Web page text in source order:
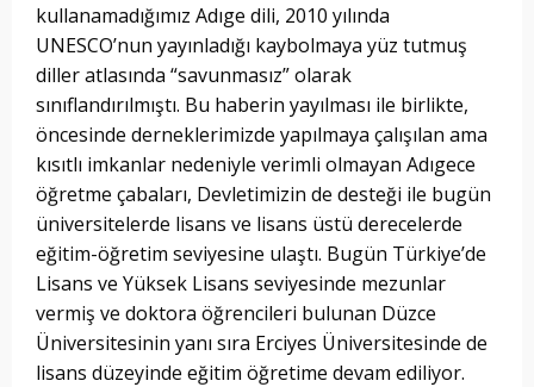
kullanamadığımız Adıge dili, 2010 yılında
UNESCO’nun yayınladığı kaybolmaya yüz tutmuş
diller atlasında “savunmasız” olarak
sınıflandırılmıştı. Bu haberin yayılması ile birlikte,
öncesinde derneklerimizde yapılmaya çalışılan ama
kısıtlı imkanlar nedeniyle verimli olmayan Adıgece
öğretme çabaları, Devletimizin de desteği ile bugün
üniversitelerde lisans ve lisans üstü derecelerde
eğitim-öğretim seviyesine ulaştı. Bugün Türkiye’de
Lisans ve Yüksek Lisans seviyesinde mezunlar
vermiş ve doktora öğrencileri bulunan Düzce
Üniversitesinin yanı sıra Erciyes Üniversitesinde de
lisans düzeyinde eğitim öğretime devam ediliyor.